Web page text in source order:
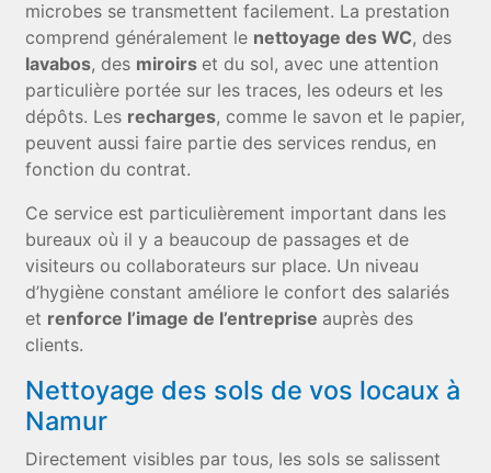
microbes se transmettent facilement. La prestation
comprend généralement le nettoyage des WC, des
lavabos, des miroirs et du sol, avec une attention
particulière portée sur les traces, les odeurs et les
dépôts. Les recharges, comme le savon et le papier,
peuvent aussi faire partie des services rendus, en
fonction du contrat.
Ce service est particulièrement important dans les
bureaux où il y a beaucoup de passages et de
visiteurs ou collaborateurs sur place. Un niveau
d’hygiène constant améliore le confort des salariés
et renforce l’image de l’entreprise auprès des
clients.
Nettoyage des sols de vos locaux à
Namur
Directement visibles par tous, les sols se salissent